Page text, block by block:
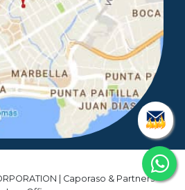
| Caporaso & Partners